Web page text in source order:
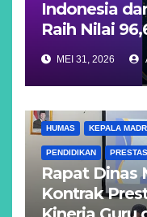
Indonesia
Raih Nilai
MEI 31, 2026
HUMAS KEPALA
PENDIDIKAN
Rapat Dinas
Kontrak